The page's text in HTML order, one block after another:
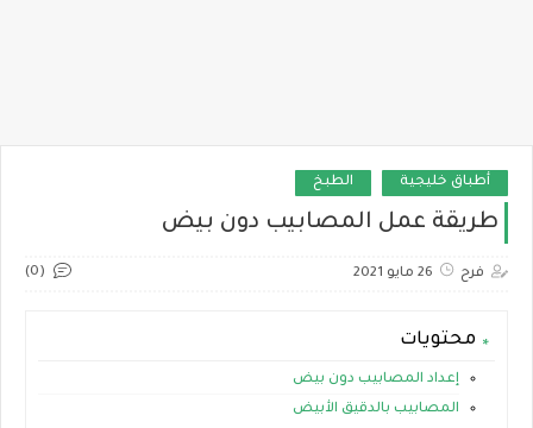
أطباق خليجية الطبخ
طريقة عمل المصابيب دون بيض
فرح 26 مايو 2021 (0)
محتويات
إعداد المصابيب دون بيض
المصابيب بالدقيق الأبيض